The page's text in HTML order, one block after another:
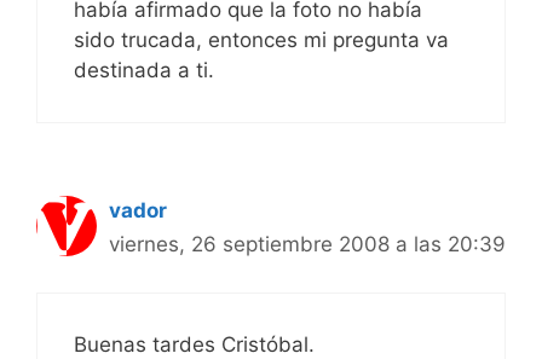
había afirmado que la foto no había
sido trucada, entonces mi pregunta va
destinada a ti.
vador
viernes, 26 septiembre 2008 a las 20:39
Buenas tardes Cristóbal.